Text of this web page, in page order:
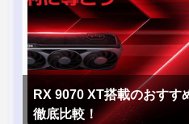
RX 9070 XT搭載のおすす
徹底比較！